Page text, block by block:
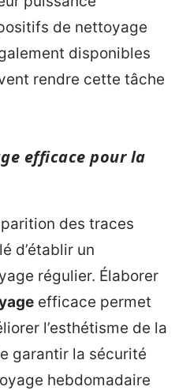
de nettoyage
disponibles
rendre cette tâche
efficace pour la
des traces
d’établir un
régulier. Élaborer
efficace permet
l’esthétisme de la
garantir la sécurité
hebdomadaire